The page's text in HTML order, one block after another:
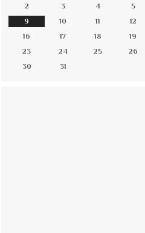
2
3 4 5
9
10 11 12
16
17 18 19
23
24 25 26
30
31